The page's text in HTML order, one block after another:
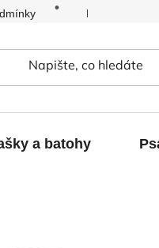
Kontakty
a batohy